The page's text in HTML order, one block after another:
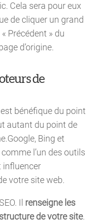
Cela sera pour eux
de cliquer un grand
Précédent » du
d’origine.
de
bénéfique du point
autant du point de
Bing et
l’un des outils
influencer
votre site web.
Il renseigne les
de votre site.